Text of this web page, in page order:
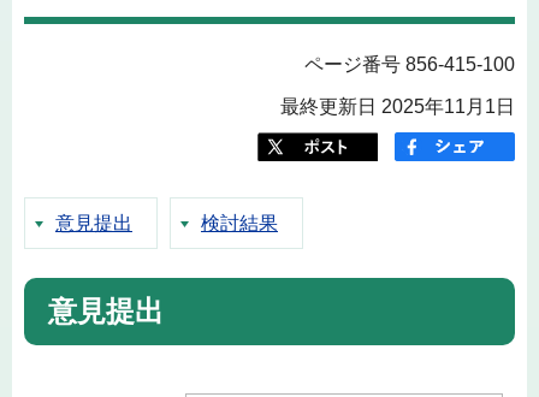
ページ番号 856-415-100
最終更新日 2025年11月1日
意見提出 検討結果
意見提出